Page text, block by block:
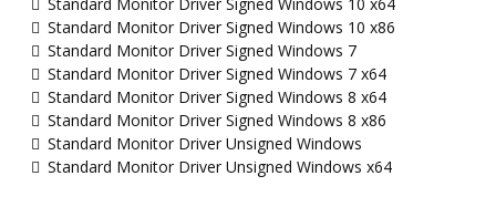
Standard Monitor Driver Signed Windows 10 x86
Standard Monitor Driver Signed Windows 7
Standard Monitor Driver Signed Windows 7 x64
Standard Monitor Driver Signed Windows 8 x64
Standard Monitor Driver Signed Windows 8 x86
Standard Monitor Driver Unsigned Windows
Standard Monitor Driver Unsigned Windows x64